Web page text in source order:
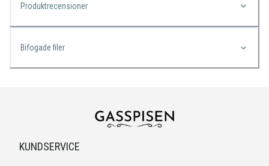
Produktrecensioner
Bifogade filer
KUNDSERVICE